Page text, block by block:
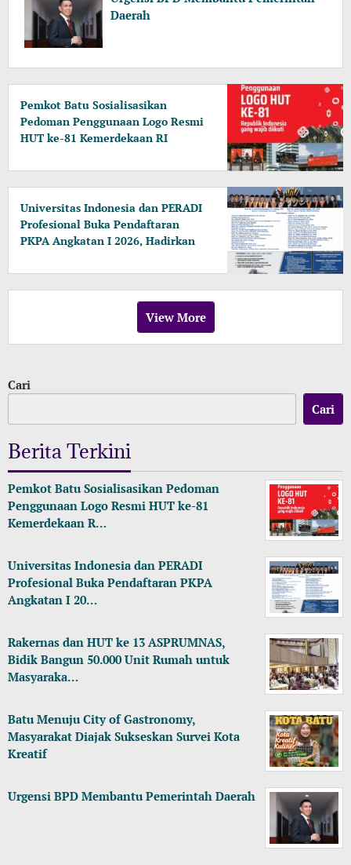
Daerah
Pemkot Batu Sosialisasikan
Pedoman Penggunaan Logo Resmi
HUT ke-81 Kemerdekaan RI
Universitas Indonesia dan PERADI
Profesional Buka Pendaftaran
PKPA Angkatan I 2026, Hadirkan
hingga KPK
View More
Cari
Cari
Berita Terkini
Pemkot Batu Sosialisasikan Pedoman
Penggunaan Logo Resmi HUT ke-81
Kemerdekaan R…
Universitas Indonesia dan PERADI
Profesional Buka Pendaftaran PKPA
Angkatan I 20…
Rakernas dan HUT ke 13 ASPRUMNAS,
Bidik Bangun 50.000 Unit Rumah untuk
Masyaraka…
Batu Menuju City of Gastronomy,
Masyarakat Diajak Sukseskan Survei Kota
Kreatif
Urgensi BPD Membantu Pemerintah Daerah